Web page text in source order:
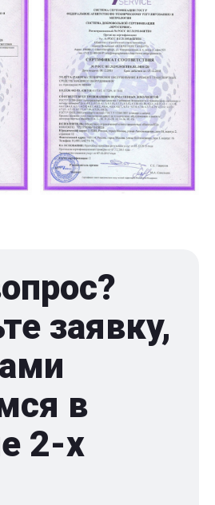
заявку,
в
2-x